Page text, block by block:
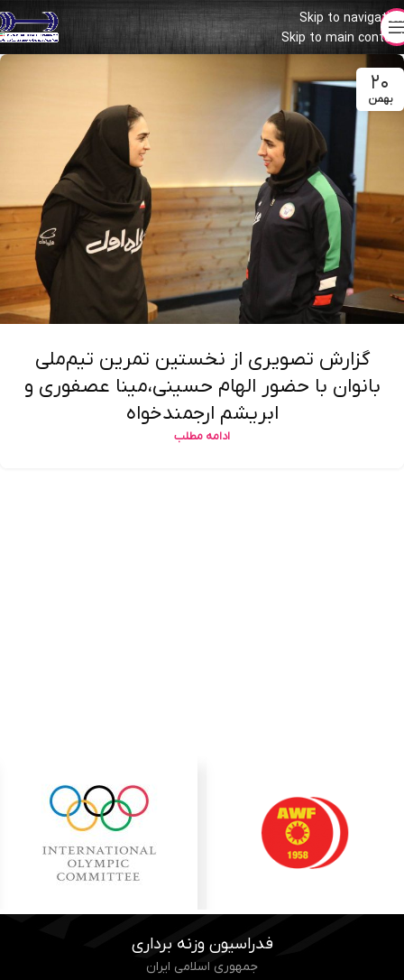
Skip to navigation
Skip to main content
۲۰
بهمن
گزارش تصویری از نخستین تمرین تیم‌ملی
بانوان با حضور الهام حسینی،مینا عصفوری و
ابریشم ارجمند‌خواه
ادامه مطلب
فدراسیون وزنه برداری
جمهوری اسلامی ایران